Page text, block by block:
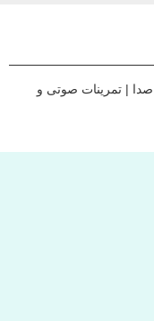
صدا | تمرینات صوتی و